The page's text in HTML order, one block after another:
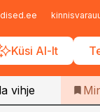
Küsi AI-lt
Telli
vihje